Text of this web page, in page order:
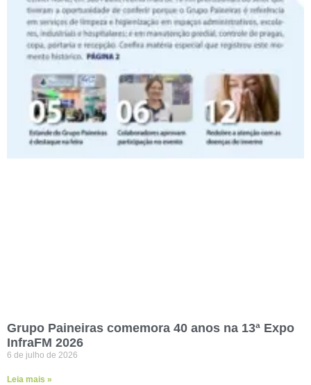
Grupo Paineiras comemora 40 anos na 13ª Expo
InfraFM 2026
6 de julho de 2026
Leia mais »